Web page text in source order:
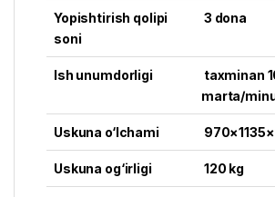
Yopishtirish qolipi
soni
3 dona
Ish unumdorligi
taxminan
marta/
Uskuna o‘lchami
Uskuna og‘irligi 120 kg